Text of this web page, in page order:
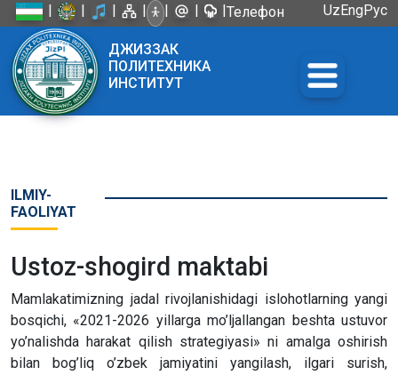
| | | | | | |Телефон
UzEngРус
ДЖИЗЗАК
ПОЛИТЕХНИКА
ИНСТИТУТ
ILMIY-
FAOLIYAT
Ustoz-shogird maktabi
Mamlakatimizning jadal rivojlanishidagi islohotlarning yangi
bosqichi, «2021-2026 yillarga mo’ljallangan beshta ustuvor
yo’nalishda harakat qilish strategiyasi» ni amalga oshirish
bilan bog’liq o’zbek jamiyatini yangilash, ilgari surish,